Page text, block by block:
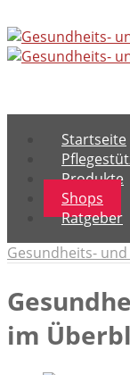
Startseite
Produkte
Shops
Ratgeber
Gesundheits-
im